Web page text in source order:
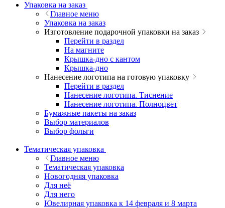
Упаковка на заказ
Главное меню
Упаковка на заказ
Изготовление подарочной упаковки на заказ
Перейти в раздел
На магните
Крышка-дно с кантом
Крышка-дно
Нанесение логотипа на готовую упаковку
Перейти в раздел
Нанесение логотипа. Тиснение
Нанесение логотипа. Полноцвет
Бумажные пакеты на заказ
Выбор материалов
Выбор фольги
Тематическая упаковка
Главное меню
Тематическая упаковка
Новогодняя упаковка
Для неё
Для него
Ювелирная упаковка к 14 февраля и 8 марта